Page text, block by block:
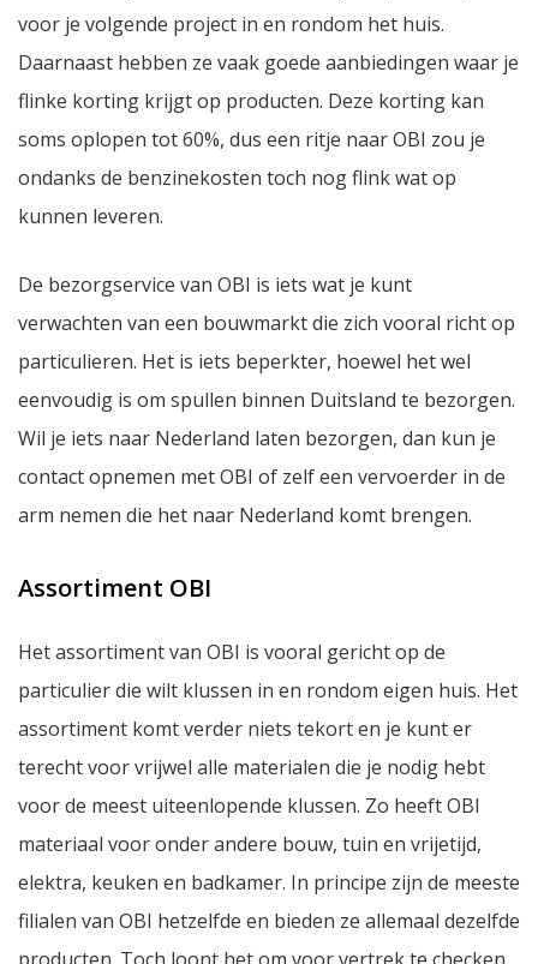
voor je volgende project in en rondom het huis.
Daarnaast hebben ze vaak goede aanbiedingen waar je
flinke korting krijgt op producten. Deze korting kan
soms oplopen tot 60%, dus een ritje naar OBI zou je
ondanks de benzinekosten toch nog flink wat op
kunnen leveren.
De bezorgservice van OBI is iets wat je kunt
verwachten van een bouwmarkt die zich vooral richt op
particulieren. Het is iets beperkter, hoewel het wel
eenvoudig is om spullen binnen Duitsland te bezorgen.
Wil je iets naar Nederland laten bezorgen, dan kun je
contact opnemen met OBI of zelf een vervoerder in de
arm nemen die het naar Nederland komt brengen.
Assortiment OBI
Het assortiment van OBI is vooral gericht op de
particulier die wilt klussen in en rondom eigen huis. Het
assortiment komt verder niets tekort en je kunt er
terecht voor vrijwel alle materialen die je nodig hebt
voor de meest uiteenlopende klussen. Zo heeft OBI
materiaal voor onder andere bouw, tuin en vrijetijd,
elektra, keuken en badkamer. In principe zijn de meeste
filialen van OBI hetzelfde en bieden ze allemaal dezelfde
producten. Toch loont het om voor vertrek te checken